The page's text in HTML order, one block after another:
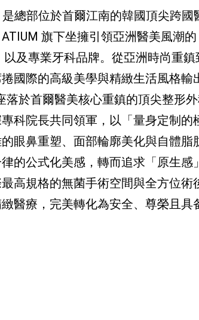
總部位於首爾江南的韓國頂尖跨
旗下坐擁引領亞洲醫美風潮
以及專業牙科品牌。從亞洲時尚重
國際的高級美學與精緻生活風格輸
落於首爾醫美核心重鎮的頂尖整形
科院長共同領軍，以「量身定制
眼鼻重塑、面部輪廓美化與自體
的公式化美感，轉而追求「原生
高規格的無菌手術空間與全方位
醫療，完美轉化為安全、尊榮且具